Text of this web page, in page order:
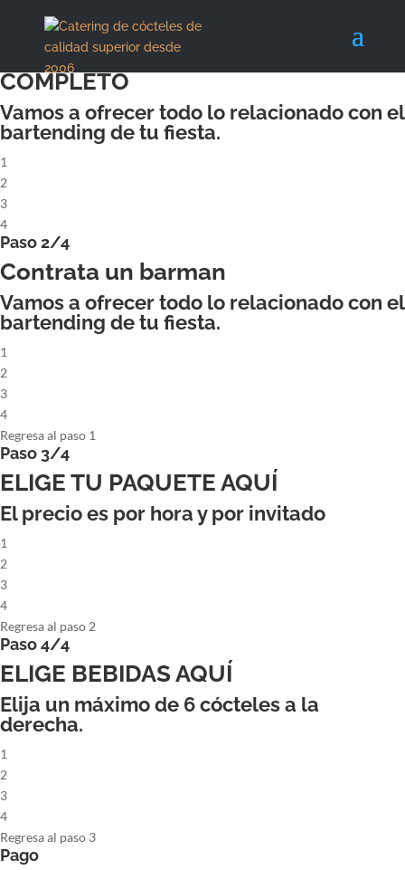
Paso 1/4
ALQUILA UN COCKTAILBAR
COMPLETO
Vamos a ofrecer todo lo relacionado con el
bartending de tu fiesta.
1
2
3
4
Paso 2/4
Contrata un barman
Vamos a ofrecer todo lo relacionado con el
bartending de tu fiesta.
1
2
3
4
Regresa al paso 1
Paso 3/4
ELIGE TU PAQUETE AQUÍ
El precio es por hora y por invitado
1
2
3
4
Regresa al paso 2
Paso 4/4
ELIGE BEBIDAS AQUÍ
Elija un máximo de 6cócteles a la
derecha.
1
2
3
4
Regresa al paso 3
Pago